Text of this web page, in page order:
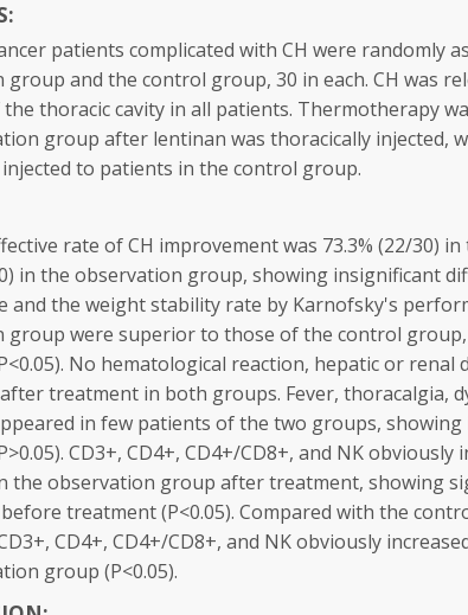
patients complicated with CH were randomly
and the control group, 30 in each. CH was
thoracic cavity in all patients. Thermotherapy
group after lentinan was thoracically injected,
to patients in the control group.
rate of CH improvement was 73.3% (22/30)
in the observation group, showing insignificant
and the weight stability rate by Karnofsky's
group were superior to those of the control
No hematological reaction, hepatic or renal
treatment in both groups. Fever, thoracalgia,
in few patients of the two groups,
CD3+, CD4+, CD4+/CD8+, and NK obviously
the observation group after treatment, showing
treatment (P<0.05). Compared with the
CD4+, CD4+/CD8+, and NK obviously
group (P<0.05).